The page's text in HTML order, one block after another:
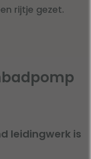
rijtje gezet.
leidingwerk is